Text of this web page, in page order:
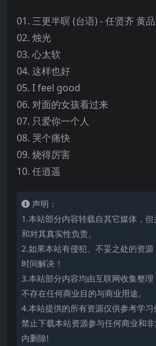
01. 三更半暝 (台语) - 任贤齐 黄
02. 烛光
03. 心太软
04. 这样也好
05. I feel good
06. 对面的女孩看过来
07. 只爱你一个人
08. 哭个痛快
09. 烧得厉害
10. 任逍遥
声明：
1.本站部分内容转载自其它媒体，
和对其真实性负责。
2.如果本站有侵犯、不妥之处的资
时间解决！
3.本站部分内容均由互联网收集整理
不存在任何商业目的与商业用途。
4.本站提供的所有资源仅供参考学习
禁止下载本站资源参与任何商业和
内删除!